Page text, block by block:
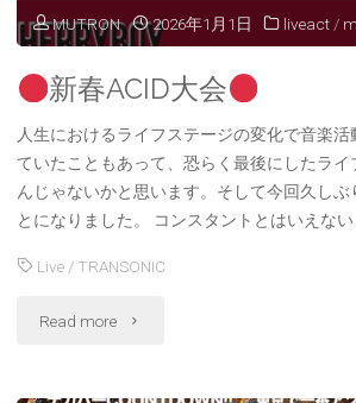
MUTRON 2026年1月1日 liveact /
新春ACID大会
人生におけるライフステージの変化で音楽活
ていたこともあって、恐らく最後にしたライ
んじゃないかと思います。そして今回久しぶ
とになりました。 コンスタントとはいえない
Live/ TRANSONIC
Read more